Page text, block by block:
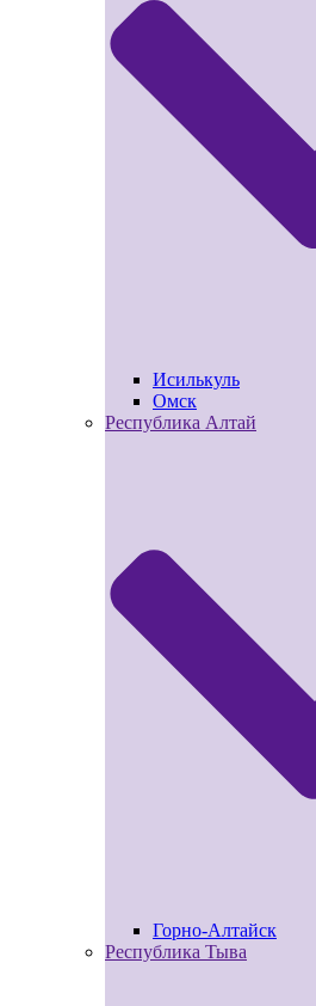
Исилькуль
Омск
Республика Алтай
Горно-Алтайск
Республика Тыва